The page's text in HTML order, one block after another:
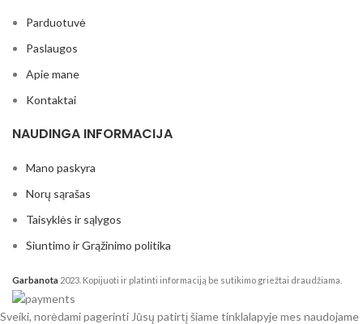
Yoko
Parduotuvė
Paslaugos
Apie mane
Kontaktai
NAUDINGA INFORMACIJA
Mano paskyra
Norų sąrašas
Taisyklės ir sąlygos
Siuntimo ir Grąžinimo politika
Garbanota 2023. Kopijuoti ir platinti informaciją be sutikimo griežtai draudžiama.
Sveiki, norėdami pagerinti Jūsų patirtį šiame tinklalapyje mes naudojame